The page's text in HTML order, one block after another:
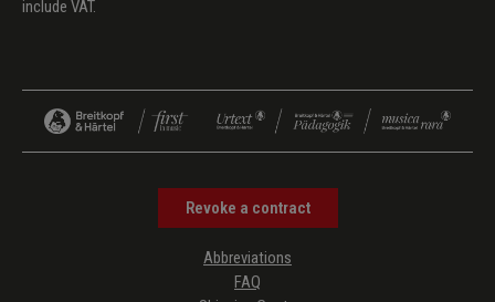
include VAT.
Revoke a contract
Abbreviations
FAQ